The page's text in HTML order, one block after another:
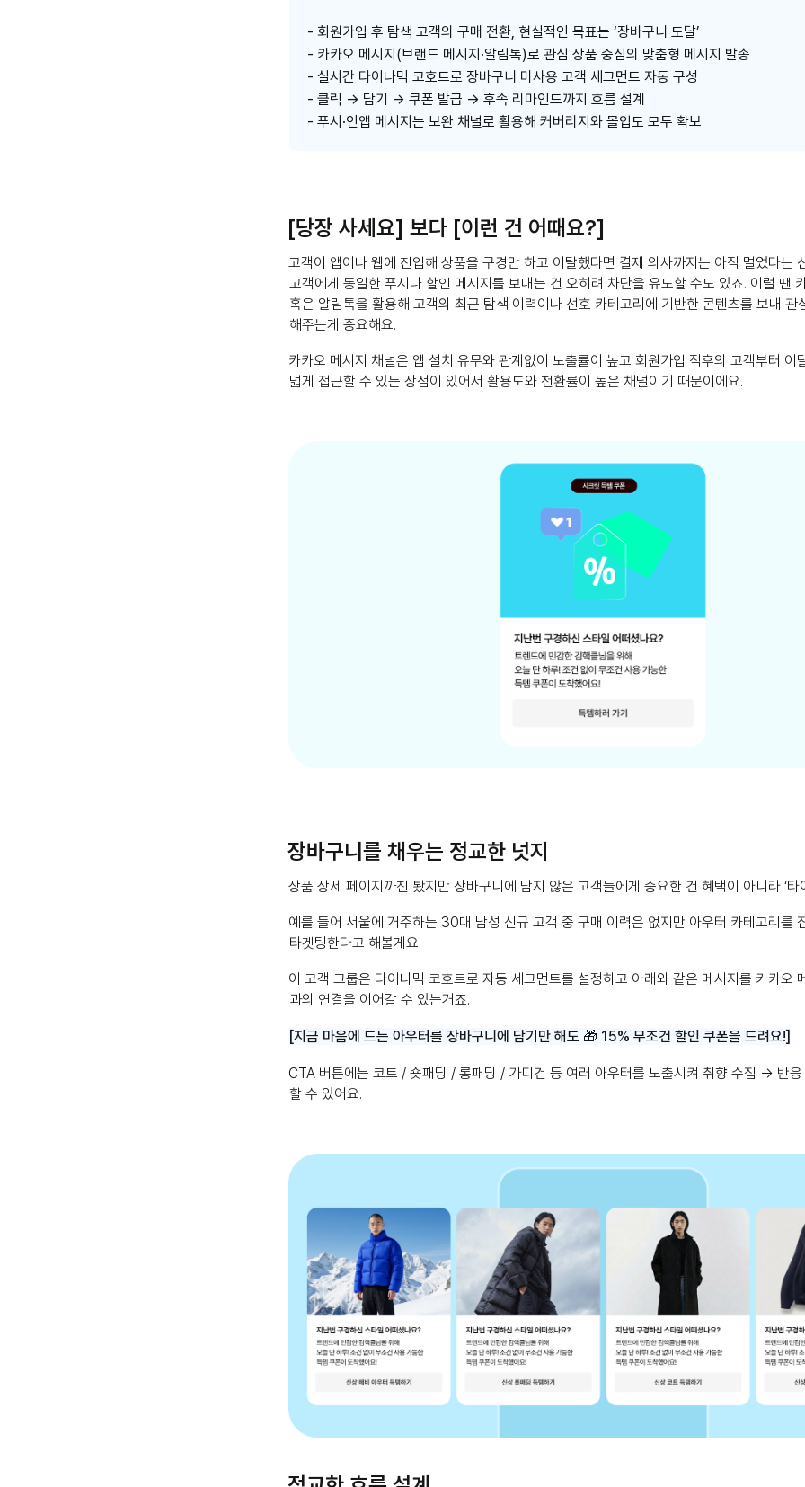
- 회원가입 후 탐색 고객의 구매 전환, 현실적인 목표는 ‘장바구니 도달’
- 카카오 메시지(브랜드 메시지·알림톡)로 관심 상품 중심의 맞춤형 메시지 발송
- 실시간 다이나믹 코호트로 장바구니 미사용 고객 세그먼트 자동 구성
- 클릭 → 담기 → 쿠폰 발급 → 후속 리마인드까지 흐름 설계
- 푸시·인앱 메시지는 보완 채널로 활용해 커버리지와 몰입도 모두 확보
[당장 사세요] 보다 [이런 건 어때요?]
고객이 앱이나 웹에 진입해 상품을 구경만 하고 이탈했다면 결제 의사까지는 아직 멀었다는
고객에게 동일한 푸시나 할인 메시지를 보내는 건 오히려 차단을 유도할 수도 있죠. 이럴 땐
혹은 알림톡을 활용해 고객의 최근 탐색 이력이나 선호 카테고리에 기반한 콘텐츠를 보내 관
해주는게 중요해요.
카카오 메시지 채널은 앱 설치 유무와 관계없이 노출률이 높고 회원가입 직후의 고객부터 이
넓게 접근할 수 있는 장점이 있어서 활용도와 전환률이 높은 채널이기 때문이에요.
장바구니를 채우는 정교한 넛지
상품 상세 페이지까진 봤지만 장바구니에 담지 않은 고객들에게 중요한 건 혜택이 아니라 ‘타
예를 들어 서울에 거주하는 30대 남성 신규 고객 중 구매 이력은 없지만 아우터 카테고리를
타겟팅한다고 해볼게요.
이 고객 그룹은 다이나믹 코호트로 자동 세그먼트를 설정하고 아래와 같은 메시지를 카카오
과의 연결을 이어갈 수 있는거죠.
[지금 마음에 드는 아우터를 장바구니에 담기만 해도 🎁 15% 무조건 할인 쿠폰을 드려요!]
CTA 버튼에는 코트 / 숏패딩 / 롱패딩 / 가디건 등 여러 아우터를 노출시켜 취향 수집 → 반응
할 수 있어요.